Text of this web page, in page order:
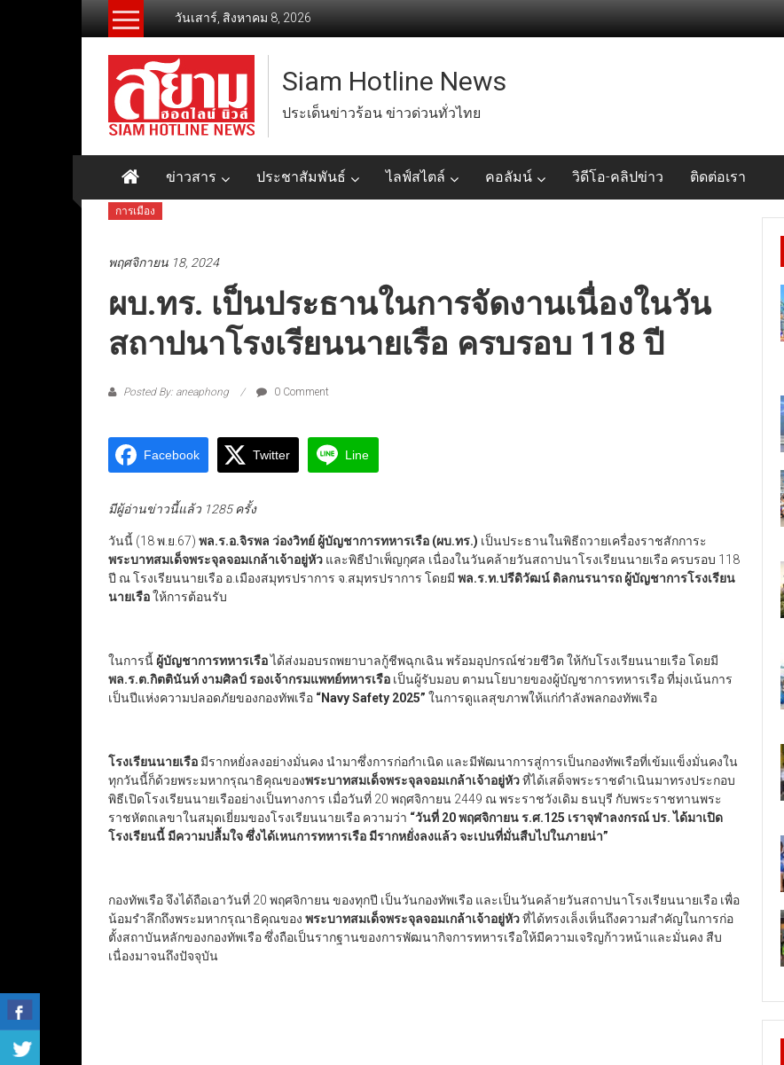
วันเสาร์, สิงหาคม 8, 2026
Siam Hotline News
ประเด็นข่าวร้อน ข่าวด่วนทั่วไทย
ข่าวสาร ประชาสัมพันธ์ ไลฟ์สไตล์ คอลัมน์ วิดีโอ-คลิปข่าว ติดต่อเรา
การเมือง
พฤศจิกายน 18, 2024
ผบ.ทร. เป็นประธานในการจัดงานเนื่องในวัน
สถาปนาโรงเรียนนายเรือ ครบรอบ 118 ปี
Posted By: aneaphong 0 Comment
Facebook Twitter Line
มีผู้อ่านข่าวนี้แล้ว 1285 ครั้ง
วันนี้ (18 พ.ย.67) พล.ร.อ.จิรพล ว่องวิทย์ ผู้บัญชาการทหารเรือ (ผบ.ทร.) เป็นประธานในพิธีถวายเครื่องราชสักการะ
พระบาทสมเด็จพระจุลจอมเกล้าเจ้าอยู่หัว และพิธีบำเพ็ญกุศล เนื่องในวันคล้ายวันสถาปนาโรงเรียนนายเรือ ครบรอบ 118
ปี ณ โรงเรียนนายเรือ อ.เมืองสมุทรปราการ จ.สมุทรปราการ โดยมี พล.ร.ท.ปรีดิวัฒน์ ดิลกนรนารถ ผู้บัญชาการโรงเรียน
นายเรือให้การต้อนรับ
ในการนี้ ผู้บัญชาการทหารเรือได้ส่งมอบรถพยาบาลกู้ชีพฉุกเฉิน พร้อมอุปกรณ์ช่วยชีวิต ให้กับโรงเรียนนายเรือ โดยมี
พล.ร.ต.กิตตินันท์ งามศิลป์ รองเจ้ากรมแพทย์ทหารเรือ เป็นผู้รับมอบ ตามนโยบายของผู้บัญชาการทหารเรือ ที่มุ่งเน้นการ
เป็นปีแห่งความปลอดภัยของกองทัพเรือ “Navy Safety 2025” ในการดูแลสุขภาพให้แก่กำลังพลกองทัพเรือ
โรงเรียนนายเรือ มีรากหยั่งลงอย่างมั่นคง นำมาซึ่งการก่อกำเนิด และมีพัฒนาการสู่การเป็นกองทัพเรือที่เข้มแข็งมั่นคงใน
ทุกวันนี้ก็ด้วยพระมหากรุณาธิคุณของพระบาทสมเด็จพระจุลจอมเกล้าเจ้าอยู่หัวที่ได้เสด็จพระราชดำเนินมาทรงประกอบ
พิธีเปิดโรงเรียนนายเรืออย่างเป็นทางการ เมื่อวันที่ 20 พฤศจิกายน 2449 ณ พระราชวังเดิม ธนบุรี กับพระราชทานพระ
ราชหัตถเลขาในสมุดเยี่ยมของโรงเรียนนายเรือ ความว่า “วันที่ 20 พฤศจิกายน ร.ศ.125 เราจุฬาลงกรณ์ ปร. ได้มาเปิด
โรงเรียนนี้ มีความปลื้มใจ ซึ่งได้เหนการทหารเรือ มีรากหยั่งลงแล้ว จะเปนที่มั่นสืบไปในภายน่า”
กองทัพเรือ จึงได้ถือเอาวันที่ 20 พฤศจิกายน ของทุกปี เป็นวันกองทัพเรือ และเป็นวันคล้ายวันสถาปนาโรงเรียนนายเรือ เพื่อ
น้อมรำลึกถึงพระมหากรุณาธิคุณของ พระบาทสมเด็จพระจุลจอมเกล้าเจ้าอยู่หัวที่ได้ทรงเล็งเห็นถึงความสำคัญในการก่อ
ตั้งสถาบันหลักของกองทัพเรือ ซึ่งถือเป็นรากฐานของการพัฒนากิจการทหารเรือให้มีความเจริญก้าวหน้าและมั่นคง สืบ
เนื่องมาจนถึงปัจจุบัน